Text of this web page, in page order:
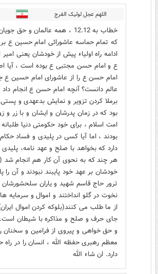
اللهم عجل لولیک الفرج
خطاب به 12.12 ، همه عالمان و
که تمام حماسه عاشورائی امام حسین ع
ادامه راه اولیاء پیش از خودشان یعنی
ع و امام حسن مجتبی ع بوده است ، آیا
امام حسن ع را از عاشورای امام حسین ع
عالم دانست؟ آنچه امام حسن ع انجام
برملا کردن تزویر و نمایش بدعهدی و
بود که در زمان پدرشان و ایشان و با زر و
امت اسلام ، برای خود حکومتی دنیا
بودند ، اما آیا کسی در پلیدی و فساد
دارد که بخواهد با صلح و عهد نامه، پلیدی
هر چند که به نحوی آن کار هم انجام شد
خودشان بر عهد خود پایبند نبودند و آن را
ترور حاج قاسم شهید و یاران سلحشورشان
نخوت در گلو انداختند و اموال و سرمایه
از ما طلب می کنند(بلوکه کردن اموال
جای حرف و صلح و مذاکره با شیطان
و حق خواهی و پیروی از فرامین و سخنان
معظم رهبری حفظه الله ، انسان را در
دارد. ان شاء الله